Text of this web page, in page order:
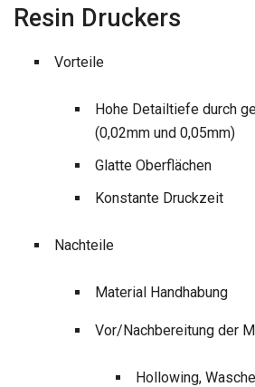
Resin Druckers
Vorteile
Hohe Detailtiefe durch
(0,02mm und 0,05mm)
Glatte Oberflächen
Konstante Druckzeit
Nachteile
Material Handhabung
Vor/Nachbereitung der
Hollowing,